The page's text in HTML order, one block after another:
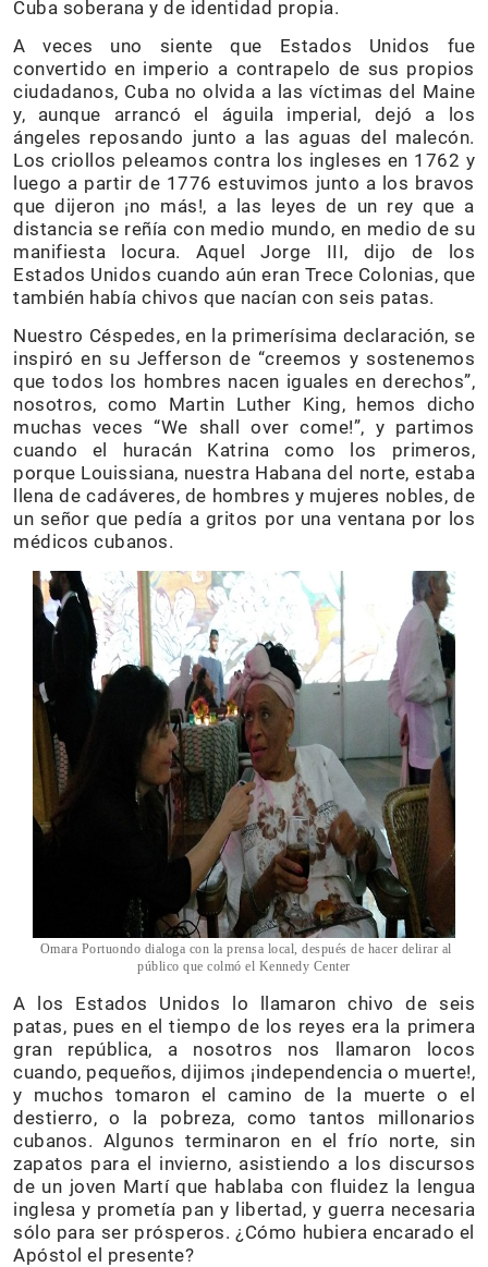
Cuba soberana y de identidad propia.
A veces uno siente que Estados Unidos fue
convertido en imperio a contrapelo de sus propios
ciudadanos, Cuba no olvida a las víctimas del Maine
y, aunque arrancó el águila imperial, dejó a los
ángeles reposando junto a las aguas del malecón.
Los criollos peleamos contra los ingleses en 1762 y
luego a partir de 1776 estuvimos junto a los bravos
que dijeron ¡no más!, a las leyes de un rey que a
distancia se reñía con medio mundo, en medio de su
manifiesta locura. Aquel Jorge III, dijo de los
Estados Unidos cuando aún eran Trece Colonias, que
también había chivos que nacían con seis patas.
Nuestro Céspedes, en la primerísima declaración, se
inspiró en su Jefferson de “creemos y sostenemos
que todos los hombres nacen iguales en derechos”,
nosotros, como Martin Luther King, hemos dicho
muchas veces “We shall over come!”, y partimos
cuando el huracán Katrina como los primeros,
porque Louissiana, nuestra Habana del norte, estaba
llena de cadáveres, de hombres y mujeres nobles, de
un señor que pedía a gritos por una ventana por los
médicos cubanos.
Omara Portuondo dialoga con la prensa local, después de hacer delirar al
público que colmó el Kennedy Center
A los Estados Unidos lo llamaron chivo de seis
patas, pues en el tiempo de los reyes era la primera
gran república, a nosotros nos llamaron locos
cuando, pequeños, dijimos ¡independencia o muerte!,
y muchos tomaron el camino de la muerte o el
destierro, o la pobreza, como tantos millonarios
cubanos. Algunos terminaron en el frío norte, sin
zapatos para el invierno, asistiendo a los discursos
de un joven Martí que hablaba con fluidez la lengua
inglesa y prometía pan y libertad, y guerra necesaria
sólo para ser prósperos. ¿Cómo hubiera encarado el
Apóstol el presente?